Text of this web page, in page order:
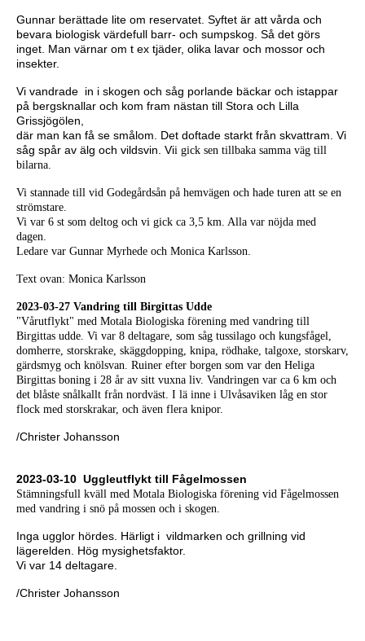
Gunnar berättade lite om reservatet. Syftet är att vårda och
bevara biologisk värdefull barr- och sumpskog. Så det görs
inget. Man värnar om t ex tjäder, olika lavar och mossor och
insekter.
Vi vandrade in i skogen och såg porlande bäckar och istappar
på bergsknallar och kom fram nästan till Stora och Lilla
Grissjögölen,
där man kan få se smålom. Det doftade starkt från skvattram. Vi
såg spår av älg och vildsvin. Vii gick sen tillbaka samma väg till
bilarna.
Vi stannade till vid Godegårdsån på hemvägen och hade turen att se en
strömstare.
Vi var 6 st som deltog och vi gick ca 3,5 km. Alla var nöjda med
dagen.
Ledare var Gunnar Myrhede och Monica Karlsson.
Text ovan: Monica Karlsson
2023-03-27 Vandring till Birgittas Udde
"Vårutflykt" med Motala Biologiska förening med vandring till
Birgittas udde. Vi var 8 deltagare, som såg tussilago och kungsfågel,
domherre, storskrake, skäggdopping, knipa, rödhake, talgoxe, storskarv,
gärdsmyg och knölsvan. Ruiner efter borgen som var den Heliga
Birgittas boning i 28 år av sitt vuxna liv. Vandringen var ca 6 km och
det blåste snålkallt från nordväst. I lä inne i Ulvåsaviken låg en stor
flock med storskrakar, och även flera knipor.
/Christer Johansson
2023-03-10 Uggleutflykt till Fågelmossen
Stämningsfull kväll med Motala Biologiska förening vid Fågelmossen
med vandring i snö på mossen och i skogen.
Inga ugglor hördes. Härligt i vildmarken och grillning vid
lägerelden. Hög mysighetsfaktor.
Vi var 14 deltagare.
/Christer Johansson